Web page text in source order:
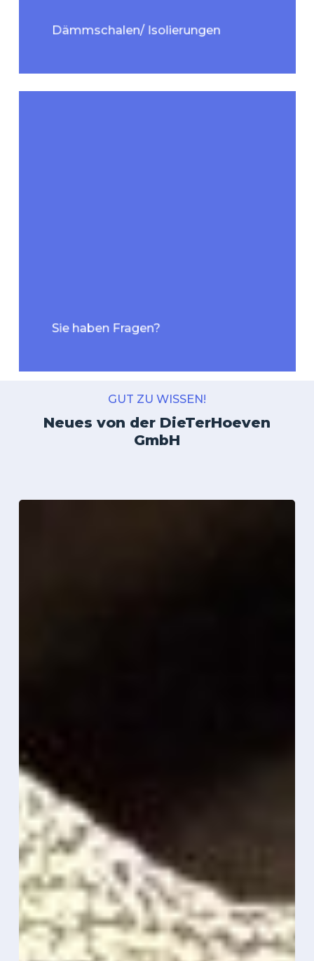
Dämmschalen/ Isolierungen
Sie haben Fragen?
GUT ZU WISSEN!
Neues von der DieTerHoeven
GmbH